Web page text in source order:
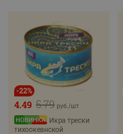
-22%
5.79
4.49 руб./шт
Икра трески
тихоокеанской